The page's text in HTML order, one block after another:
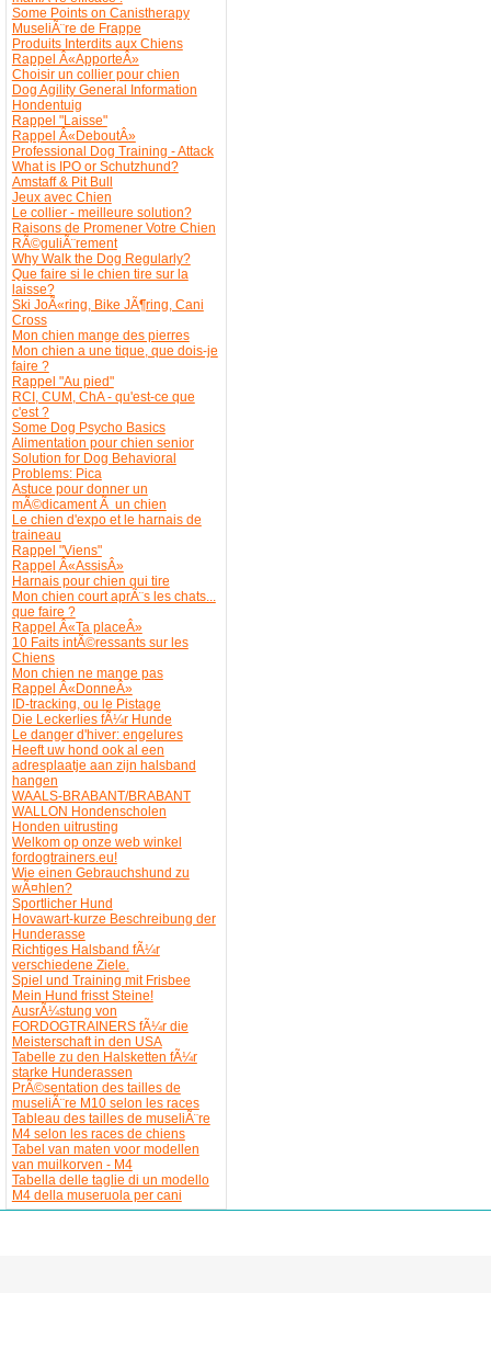
Some Points on Canistherapy
MuseliÃ¨re de Frappe
Produits Interdits aux Chiens
Rappel Â«ApporteÂ»
Choisir un collier pour chien
Dog Agility General Information
Hondentuig
Rappel "Laisse"
Rappel Â«DeboutÂ»
Professional Dog Training - Attack
What is IPO or Schutzhund?
Amstaff & Pit Bull
Jeux avec Chien
Le collier - meilleure solution?
Raisons de Promener Votre Chien
RÃ©guliÃ¨rement
Why Walk the Dog Regularly?
Que faire si le chien tire sur la
laisse?
Ski JoÃ«ring, Bike JÃ¶ring, Cani
Cross
Mon chien mange des pierres
Mon chien a une tique, que dois-je
faire ?
Rappel "Au pied"
RCI, CUM, ChA - qu'est-ce que
c'est ?
Some Dog Psycho Basics
Alimentation pour chien senior
Solution for Dog Behavioral
Problems: Pica
Astuce pour donner un
mÃ©dicament Ã un chien
Le chien d'expo et le harnais de
traineau
Rappel "Viens"
Rappel Â«AssisÂ»
Harnais pour chien qui tire
Mon chien court aprÃ¨s les chats...
que faire ?
Rappel Â«Ta placeÂ»
10 Faits intÃ©ressants sur les
Chiens
Mon chien ne mange pas
Rappel Â«DonneÂ»
ID-tracking, ou le Pistage
Die Leckerlies fÃ¼r Hunde
Le danger d'hiver: engelures
Heeft uw hond ook al een
adresplaatje aan zijn halsband
hangen
WAALS-BRABANT/BRABANT
WALLON Hondenscholen
Honden uitrusting
Welkom op onze web winkel
fordogtrainers.eu!
Wie einen Gebrauchshund zu
wÃ¤hlen?
Sportlicher Hund
Hovawart-kurze Beschreibung der
Hunderasse
Richtiges Halsband fÃ¼r
verschiedene Ziele.
Spiel und Training mit Frisbee
Mein Hund frisst Steine!
AusrÃ¼stung von
FORDOGTRAINERS fÃ¼r die
Meisterschaft in den USA
Tabelle zu den Halsketten fÃ¼r
starke Hunderassen
PrÃ©sentation des tailles de
museliÃ¨re M10 selon les races
Tableau des tailles de museliÃ¨re
M4 selon les races de chiens
Tabel van maten voor modellen
van muilkorven - M4
Tabella delle taglie di un modello
M4 della museruola per cani